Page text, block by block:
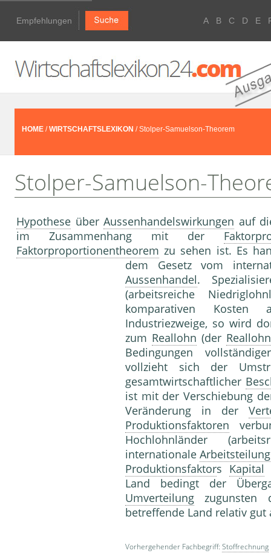
Empfehlungen A B C D E
HOME /WIRTSCHAFTSLEXIKON / Stolper-Samuelson-Theorem
Stolper-Samuelson-
Hypothese überAussenhandelswirkungen auf
im Zusammenhang mit der
Faktorproportionentheorem zu sehen ist. Es
dem Gesetz vom
Aussenhandel.
(arbeitsreiche
komparativen Kosten
Industriezweige, so wird
zum Reallohn (der Reallohn
Bedingungen
vollzieht sich der
gesamtwirtschaftlicher
ist mit der Verschiebung
Veränderung in der
Produktionsfaktoren
Hochlohnländer
internationaleArbeitsteilung
Produktionsfaktors Kapital
Land bedingt der
Umverteilung
betreffende Land relativ
Vorhergehender Fachbegriff: Stoffrechnung